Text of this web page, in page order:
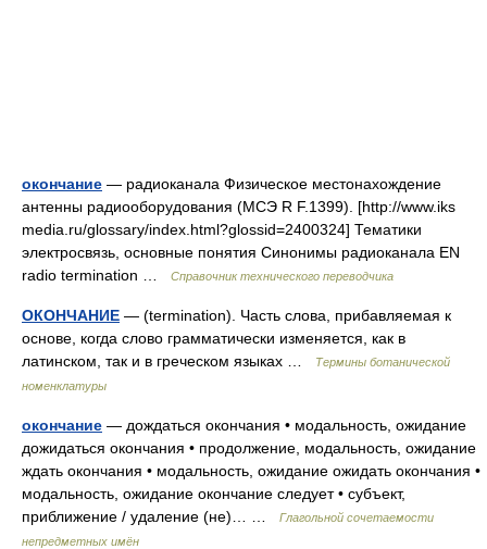
окончание — радиоканала Физическое местонахождение
антенны радиооборудования (МСЭ R F.1399). [http://www.iks
media.ru/glossary/index.html?glossid=2400324] Тематики
электросвязь, основные понятия Синонимы радиоканала EN
radio termination …
Справочник технического переводчика
ОКОНЧАНИЕ — (termination). Часть слова, прибавляемая к
основе, когда слово грамматически изменяется, как в
латинском, так и в греческом языках …
Термины ботанической
номенклатуры
окончание — дождаться окончания • модальность, ожидание
дожидаться окончания • продолжение, модальность, ожидание
ждать окончания • модальность, ожидание ожидать окончания •
модальность, ожидание окончание следует • субъект,
приближение / удаление (не)… …
Глагольной сочетаемости
непредметных имён